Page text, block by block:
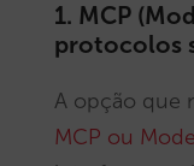
1. MCP
protocolos
A opção que
MCP ou